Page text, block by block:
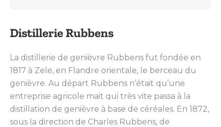
Distillerie Rubbens
La distillerie de genièvre Rubbens fut fondée en
1817 à Zele, en Flandre orientale, le berceau du
genièvre. Au départ Rubbens n’était qu’une
entreprise agricole mait qui très vite passa à la
distillation de genièvre à base de céréales. En 1872,
sous la direction de Charles Rubbens, de